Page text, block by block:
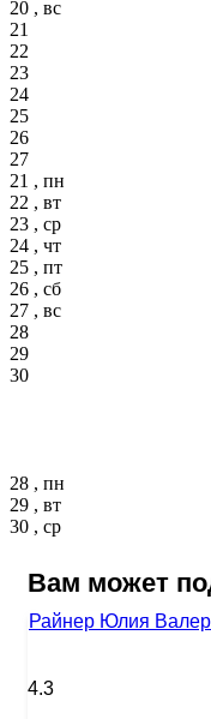
20 , вс
21
22
23
24
25
26
27
21 , пн
22 , вт
23 , ср
24 , чт
25 , пт
26 , сб
27 , вс
28
29
30
28 , пн
29 , вт
30 , ср
Вам может
Райнер Юлия
4.3